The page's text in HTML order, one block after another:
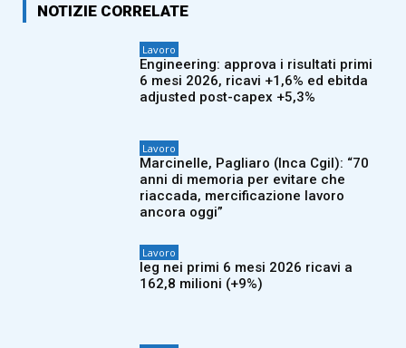
NOTIZIE CORRELATE
Lavoro
Engineering: approva i risultati primi
6 mesi 2026, ricavi +1,6% ed ebitda
adjusted post-capex +5,3%
Lavoro
Marcinelle, Pagliaro (Inca Cgil): “70
anni di memoria per evitare che
riaccada, mercificazione lavoro
ancora oggi”
Lavoro
Ieg nei primi 6 mesi 2026 ricavi a
162,8 milioni (+9%)